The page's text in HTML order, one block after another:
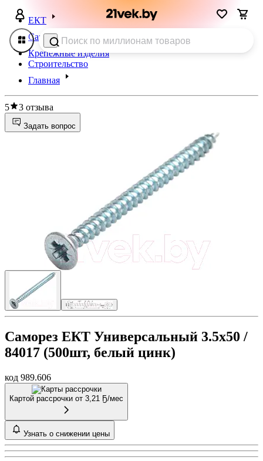
ЕКТ
Саморезы, шурупы
Крепежные изделия
Строительство
Главная
5 3 отзыва
Задать вопрос
Саморез ЕКТ Универсальный 3.5х50 /
84017 (500шт, белый цинк)
код 989.606
Картой рассрочки от 3,21 Ҕ/мес
Узнать о снижении цены